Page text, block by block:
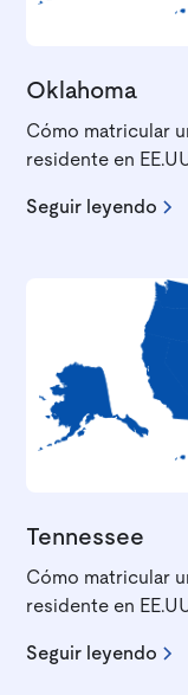
Oklahoma
Cómo matricular
residente en
Seguir leyendo
Tennessee
Cómo matricular
residente en
Seguir leyendo